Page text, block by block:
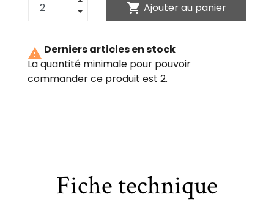
shopping_cart Ajouter au panier
 Derniers articles en stock
La quantité minimale pour pouvoir
commander ce produit est 2.
Fiche technique